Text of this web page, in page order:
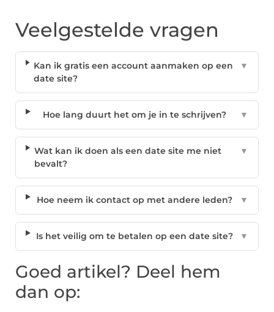
Veelgestelde vragen
Kan ik gratis een account aanmaken op een
date site?
▼
Hoe lang duurt het om je in te schrijven? ▼
Wat kan ik doen als een date site me niet
bevalt?
▼
Hoe neem ik contact op met andere leden? ▼
Is het veilig om te betalen op een date site? ▼
Goed artikel? Deel hem
dan op: